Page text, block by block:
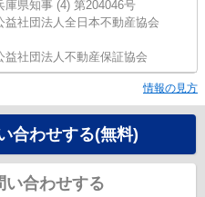
庫県知事 (4) 第204046号
益社団法人全日本不動産協会
益社団法人不動産保証協会
情報の見方
合わせする(無料)
い合わせする